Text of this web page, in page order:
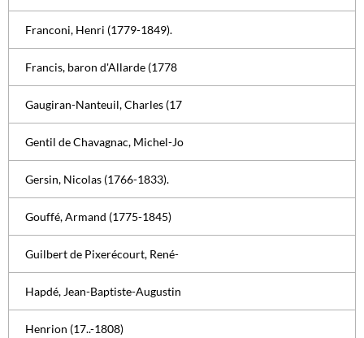
Franconi, Henri (1779-1849).
Francis, baron d'Allarde (1778
Gaugiran-Nanteuil, Charles (17
Gentil de Chavagnac, Michel-Jo
Gersin, Nicolas (1766-1833).
Gouffé, Armand (1775-1845)
Guilbert de Pixerécourt, René-
Hapdé, Jean-Baptiste-Augustin
Henrion (17..-1808)